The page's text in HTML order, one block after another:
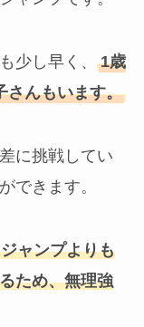
少し早く、
1歳
さんもいます。
に挑戦してい
できます。
ャンプよりも
ため、無理強